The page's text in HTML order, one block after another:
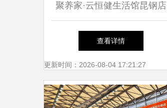
聚养家·云恒健生活馆昆钢店
百店同庆购物节盛大启幕，日
用百货欢乐购，超值回馈惠全
城
查看详情
更新时间：2026-08-04 17:21:27